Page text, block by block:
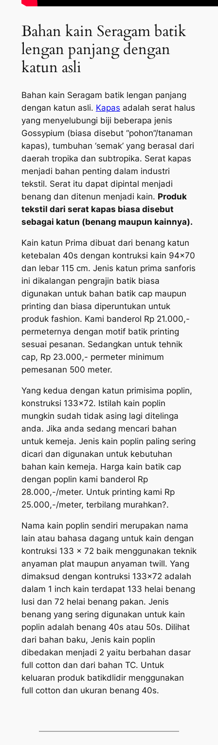
Bahan kain Seragam batik
lengan panjang dengan
katun asli
Bahan kain Seragam batik lengan panjang
dengan katun asli. Kapas adalah serat halus
yang menyelubungi biji beberapa jenis
Gossypium (biasa disebut “pohon”/tanaman
kapas), tumbuhan ‘semak’ yang berasal dari
daerah tropika dan subtropika. Serat kapas
menjadi bahan penting dalam industri
tekstil. Serat itu dapat dipintal menjadi
benang dan ditenun menjadi kain. Produk
tekstil dari serat kapas biasa disebut
sebagai katun (benang maupun kainnya).
Kain katun Prima dibuat dari benang katun
ketebalan 40s dengan kontruksi kain 94×70
dan lebar 115 cm. Jenis katun prima sanforis
ini dikalangan pengrajin batik biasa
digunakan untuk bahan batik cap maupun
printing dan biasa diperuntukan untuk
produk fashion. Kami banderol Rp 21.000,-
permeternya dengan motif batik printing
sesuai pesanan. Sedangkan untuk tehnik
cap, Rp 23.000,- permeter minimum
pemesanan 500 meter.
Yang kedua dengan katun primisima poplin,
konstruksi 133×72. Istilah kain poplin
mungkin sudah tidak asing lagi ditelinga
anda. Jika anda sedang mencari bahan
untuk kemeja. Jenis kain poplin paling sering
dicari dan digunakan untuk kebutuhan
bahan kain kemeja. Harga kain batik cap
dengan poplin kami banderol Rp
28.000,-/meter. Untuk printing kami Rp
25.000,-/meter, terbilang murahkan?.
Nama kain poplin sendiri merupakan nama
lain atau bahasa dagang untuk kain dengan
kontruksi 133 x 72 baik menggunakan teknik
anyaman plat maupun anyaman twill. Yang
dimaksud dengan kontruksi 133×72 adalah
dalam 1 inch kain terdapat 133 helai benang
lusi dan 72 helai benang pakan. Jenis
benang yang sering digunakan untuk kain
poplin adalah benang 40s atau 50s. Dilihat
dari bahan baku, Jenis kain poplin
dibedakan menjadi 2 yaitu berbahan dasar
full cotton dan dari bahan TC. Untuk
keluaran produk batikdlidir menggunakan
full cotton dan ukuran benang 40s.